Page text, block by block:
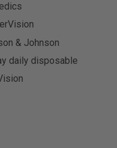
& Johnson
daily disposable